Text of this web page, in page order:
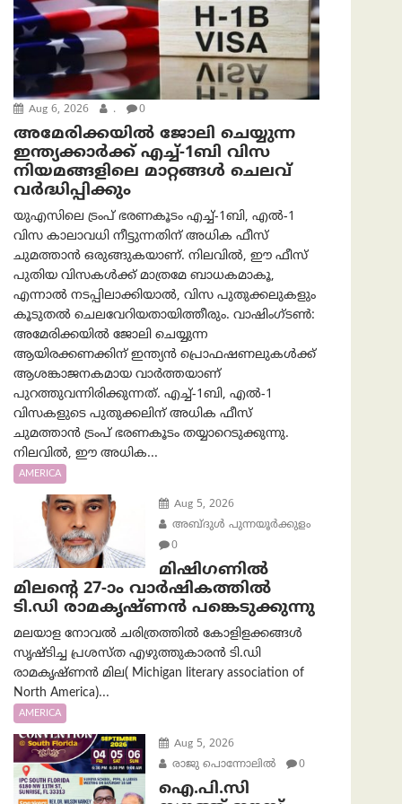
Aug 6, 2026 . 0
അമേരിക്കയില്‍ ജോലി ചെയ്യുന്ന
ഇന്ത്യക്കാർക്ക് എച്ച്-1ബി വിസ
നിയമങ്ങളിലെ മാറ്റങ്ങൾ ചെലവ്
വർദ്ധിപ്പിക്കും
യുഎസിലെ ട്രംപ് ഭരണകൂടം എച്ച്-1ബി, എൽ-1
വിസ കാലാവധി നീട്ടുന്നതിന് അധിക ഫീസ്
ചുമത്താൻ ഒരുങ്ങുകയാണ്. നിലവിൽ, ഈ ഫീസ്
പുതിയ വിസകൾക്ക് മാത്രമേ ബാധകമാകൂ,
എന്നാൽ നടപ്പിലാക്കിയാൽ, വിസ പുതുക്കലുകളും
കൂടുതൽ ചെലവേറിയതായിത്തീരും. വാഷിംഗ്ടണ്‍:
അമേരിക്കയില്‍ ജോലി ചെയ്യുന്ന
ആയിരക്കണക്കിന് ഇന്ത്യൻ പ്രൊഫഷണലുകൾക്ക്
ആശങ്കാജനകമായ വാർത്തയാണ്
പുറത്തുവന്നിരിക്കുന്നത്. എച്ച്-1ബി, എൽ-1
വിസകളുടെ പുതുക്കലിന് അധിക ഫീസ്
ചുമത്താൻ ട്രംപ് ഭരണകൂടം തയ്യാറെടുക്കുന്നു.
നിലവിൽ, ഈ അധിക...
AMERICA
Aug 5, 2026
അബ്ദുൾ പുന്നയൂർക്കുളം
0
മിഷിഗണിൽ
മിലന്റെ 27-ാം വാർഷികത്തിൽ
ടി.ഡി രാമകൃഷ്ണൻ പങ്കെടുക്കുന്നു
മലയാള നോവൽ ചരിത്രത്തിൽ കോളിളക്കങ്ങൾ
സൃഷ്ടിച്ച പ്രശസ്‌ത എഴുത്തുകാരൻ ടി.ഡി
രാമകൃഷ്ണൻ മില( Michigan literary association of
North America)...
AMERICA
Aug 5, 2026
രാജു പൊന്നോലിൽ
0
ഐ.പി.സി